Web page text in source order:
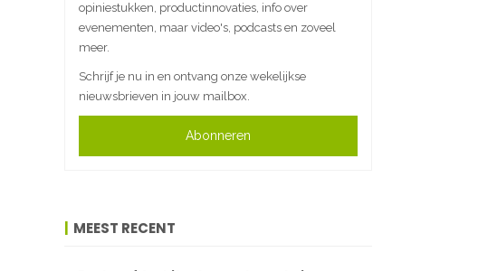
opiniestukken, productinnovaties, info over
evenementen, maar video's, podcasts en zoveel
meer.
Schrijf je nu in en ontvang onze wekelijkse
nieuwsbrieven in jouw mailbox.
Abonneren
MEEST RECENT